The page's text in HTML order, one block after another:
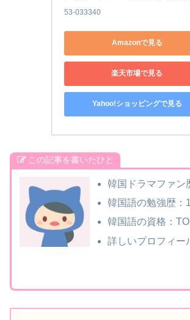
53-033340
Amazonで見る
楽天市場で見る
Yahoo!ショッピングで見る
この記事を書いたひと
韓国ドラマファン
韓国語の勉強歴：
韓国語の資格：
詳しいプロフィー